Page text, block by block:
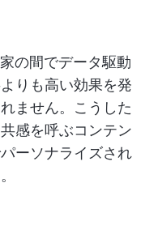
の間でデータ駆動
りも高い効果を発
ません。こうした
感を呼ぶコンテン
ーソナライズされ